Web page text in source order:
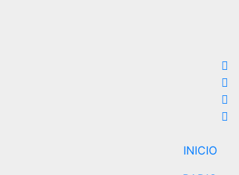
INICIO